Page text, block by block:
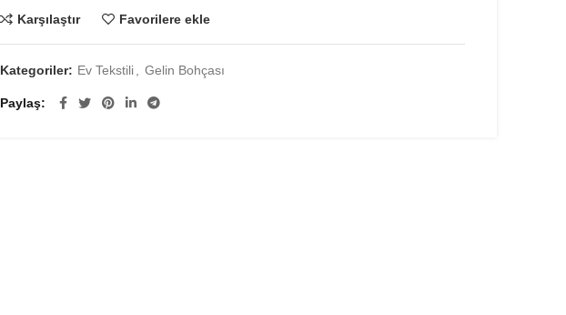
Karşılaştır Favorilere ekle
Kategoriler: Ev Tekstili Gelin Bohçası
Paylaş